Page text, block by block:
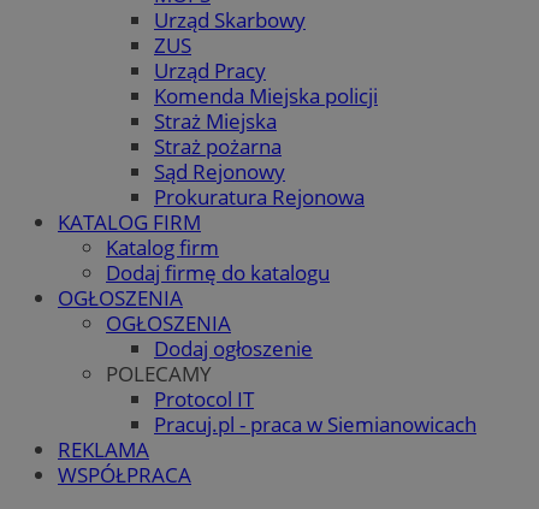
Urząd Skarbowy
ZUS
Urząd Pracy
Komenda Miejska policji
Straż Miejska
Straż pożarna
Sąd Rejonowy
Prokuratura Rejonowa
KATALOG FIRM
Katalog firm
Dodaj firmę do katalogu
OGŁOSZENIA
OGŁOSZENIA
Dodaj ogłoszenie
POLECAMY
Protocol IT
Pracuj.pl - praca w Siemianowicach
REKLAMA
WSPÓŁPRACA